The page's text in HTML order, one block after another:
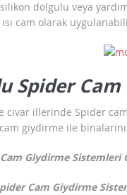
dolgulu veya
cam olarak
Spider
civar illerinde Spider
giydirme ile
Giydirme Sistemleri
Cam Giydirme